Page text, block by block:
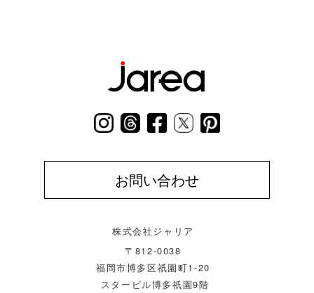
お問い合わせ
株式会社ジャリア
〒812-0038
福岡市博多区祇園町1-20
スタービル博多祇園9階